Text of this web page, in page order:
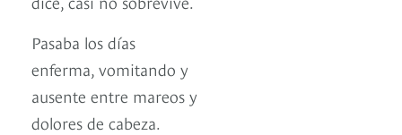
Pasaba los días
enferma, vomitando y
ausente entre mareos y
dolores de cabeza.